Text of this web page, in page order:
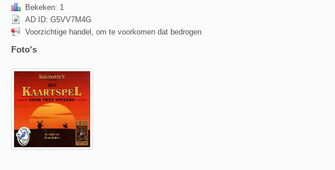
Bekeken: 1
AD ID: G5VV7M4G
Voorzichtige handel, om te voorkomen dat bedrogen
Foto's